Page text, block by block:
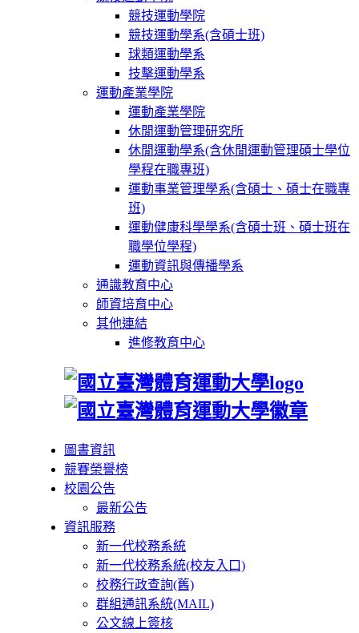
競技運動學院
競技運動學系(含碩士班)
球類運動學系
技擊運動學系
運動產業學院
運動產業學院
休閒運動管理研究所
休閒運動學系(含休閒運動管理碩士學位
學程在職專班)
運動事業管理學系(含碩士、碩士在職專
班)
運動健康科學學系(含碩士班、碩士班在
職學位學程)
運動資訊與傳播學系
通識教育中心
師資培育中心
其他連結
進修教育中心
圖書資訊
競賽榮譽榜
校園公告
最新公告
資訊服務
新一代校務系統
新一代校務系統(校友入口)
校務行政查詢(舊)
群組通訊系統(MAIL)
公文線上簽核